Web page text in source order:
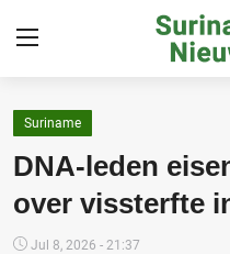
Home
Buitenland
Suriname
DNA-leden
over vissterfte
Jul 8, 2026 - 21:37